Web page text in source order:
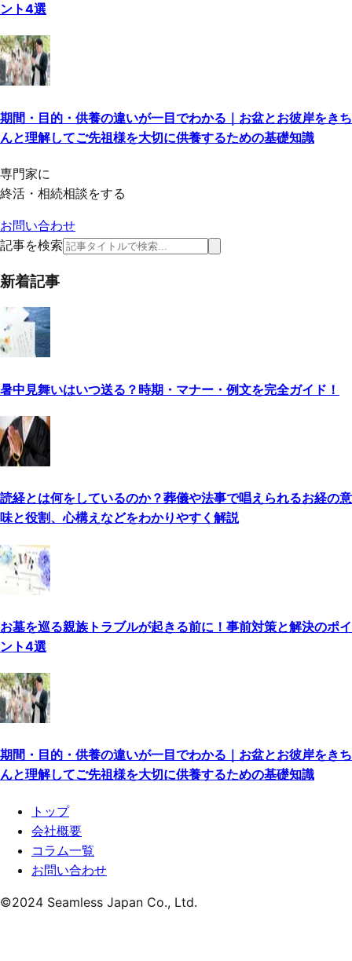
ント4選
期間・目的・供養の違いが一目でわかる｜お盆とお彼岸をきち
んと理解してご先祖様を大切に供養するための基礎知識
専門家に
終活・相続相談をする
お問い合わせ
記事を検索
新着記事
暑中見舞いはいつ送る？時期・マナー・例文を完全ガイド！
読経とは何をしているのか？葬儀や法事で唱えられるお経の意
味と役割、心構えなどをわかりやすく解説
お墓を巡る親族トラブルが起きる前に！事前対策と解決のポイ
ント4選
期間・目的・供養の違いが一目でわかる｜お盆とお彼岸をきち
んと理解してご先祖様を大切に供養するための基礎知識
トップ
会社概要
コラム一覧
お問い合わせ
©2024 Seamless Japan Co., Ltd.